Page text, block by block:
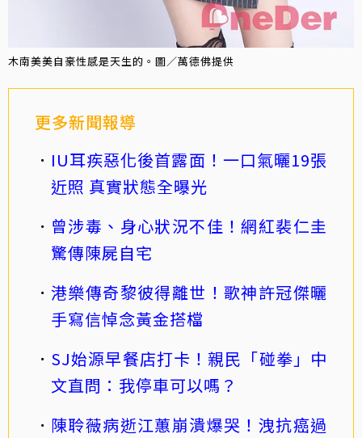
木南美美自豪性感是天生的。圖／萬德佛提供
更多新聞報導
IU耳疾惡化後首露面！一口氣曬19張
近照 真實狀態全曝光
曾涉毒、身心狀況不佳！網紅裴仁圭
驚傳陳屍自宅
港樂傳奇黎彼得離世！歌神許冠傑曬
手寫信悼念黃金搭檔
SJ始源早餐店打卡！親民「碰拳」中
文直問：我停車可以嗎？
陳聆薇病逝江蕙崩潰爆哭！洩抗癌過